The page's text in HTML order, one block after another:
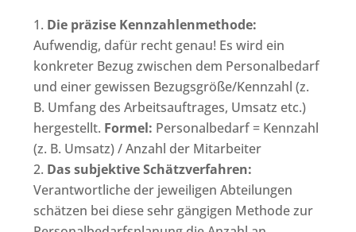
Die präzise Kennzahlenmethode:
Aufwendig, dafür recht genau! Es wird ein
konkreter Bezug zwischen dem Personalbedarf
und einer gewissen Bezugsgröße/Kennzahl (z.
B. Umfang des Arbeitsauftrages, Umsatz etc.)
hergestellt. Formel: Personalbedarf = Kennzahl
(z. B. Umsatz) / Anzahl der Mitarbeiter
Das subjektive Schätzverfahren:
Verantwortliche der jeweiligen Abteilungen
schätzen bei diese sehr gängigen Methode zur